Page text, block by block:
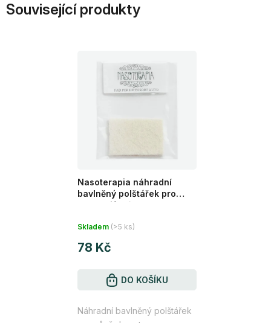
Související produkty
Nasoterapia náhradní
bavlněný polštářek pro
aromadifuzér do auta
hodnocení
produktu
5
Skladem (>5 ks)
78 Kč
DO KOŠÍKU
Náhradní bavlněný polštářek